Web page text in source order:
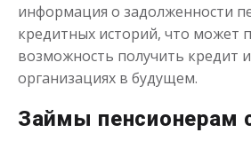
информация о задолженности
кредитных историй, что может
возможность получить кредит
организациях в будущем.
Займы пенсионерам